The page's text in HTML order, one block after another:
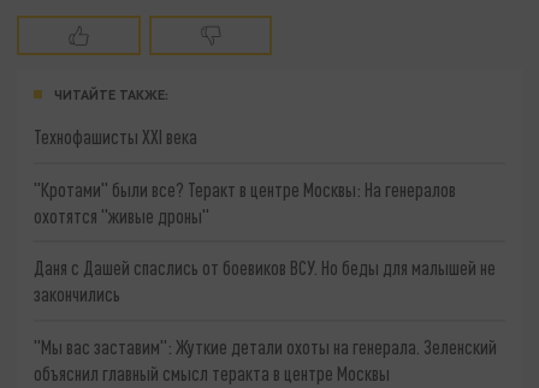
ЧИТАЙТЕ ТАКЖЕ:
Технофашисты XXI века
"Кротами" были все? Теракт в центре Москвы: На генералов
охотятся "живые дроны"
Даня с Дашей спаслись от боевиков ВСУ. Но беды для малышей не
закончились
"Мы вас заставим": Жуткие детали охоты на генерала. Зеленский
объяснил главный смысл теракта в центре Москвы